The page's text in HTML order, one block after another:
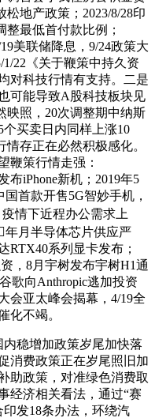
松地产政策；2023/8/28印
最低首付款比例；
美联储降息，9/24政策大
22《关于鞭策中持久资
对科技行情有支持。二是
可能导致A股科技板块见
映照，20次调整期中纳斯
买卖日内同样上涨10
存正在必然积极感化。
鞭策行情走强：
布iPhone新机；2019年5
首款开售5G智妙手机，
情下近程办公需求上
年月半导体芯片供应严
RTX40系列显卡发布；
，8月宇树发布宇树H1通
歌向Anthropic逃加投资
会亚太峰会揭幕，4/19全
化不竭。
稳增加政策岁尾加快落
消费政策正在岁尾照旧加
助政策，对准绿色消费取
经济相关看法，通过“赛
发18条办法，环绕汽